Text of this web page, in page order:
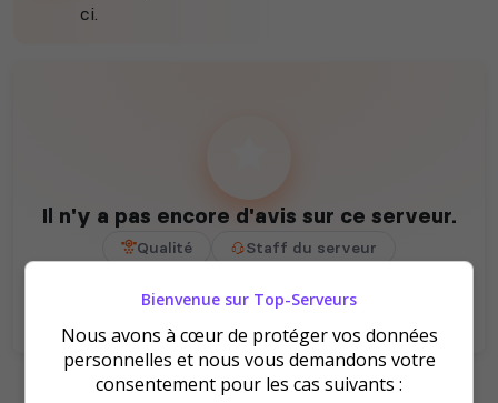
ci.
Il n'y a pas encore d'avis sur ce serveur.
Qualité
Staff du serveur
Bienvenue sur Top-Serveurs
Nous avons à cœur de protéger vos données
personnelles et nous vous demandons votre
consentement pour les cas suivants :